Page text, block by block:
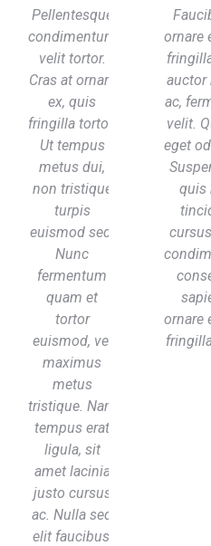
Pellentesque
condimentum
velit tortor.
Cras at ornare
ex, quis
fringilla tortor.
Ut tempus
metus dui,
non tristique
turpis
euismod sed.
Nunc
fermentum
quam et
tortor
euismod, vel
maximus
metus
tristique. Nam
tempus erat
ligula, sit
amet lacinia
justo cursus
ac. Nulla sed
elit faucibus,
ornare
auctor
ac,
velit.
eget
quis
ornare